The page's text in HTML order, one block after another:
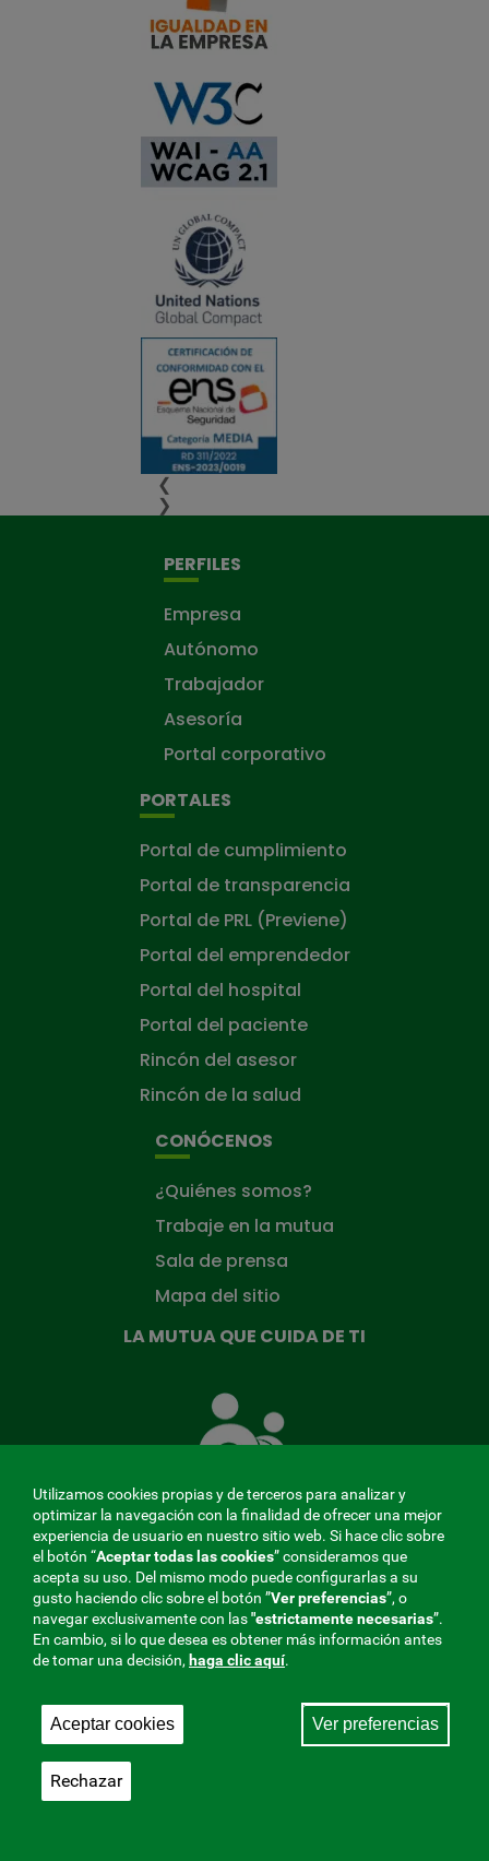
❮
❯
PERFILES
Empresa
Autónomo
Trabajador
Asesoría
Portal corporativo
PORTALES
Portal de cumplimiento
Portal de transparencia
Portal de PRL (Previene)
Portal del emprendedor
Portal del hospital
Portal del paciente
Rincón del asesor
Rincón de la salud
CONÓCENOS
¿Quiénes somos?
Trabaje en la mutua
Sala de prensa
Mapa del sitio
LA MUTUA QUE CUIDA DE TI
Mutua
que
ti
MENÚ
REDES
SOCIALES
V20
Aviso legal|Privacidad
Mutua Colaboradora con la Seguridad Social, 275.
Utilizamos cookies propias y de terceros para analizar y
optimizar la navegación con la finalidad de ofrecer una mejor
experiencia de usuario en nuestro sitio web. Si hace clic sobre
el botón “Aceptar todas las cookies” consideramos que
acepta su uso. Del mismo modo puede configurarlas a su
gusto haciendo clic sobre el botón ”Ver preferencias”, o
navegar exclusivamente con las"estrictamentenecesarias”.
En cambio, si lo que desea es obtener más información antes
de tomar una decisión, haga clic aquí.
Aceptar cookies Ver preferencias
Rechazar